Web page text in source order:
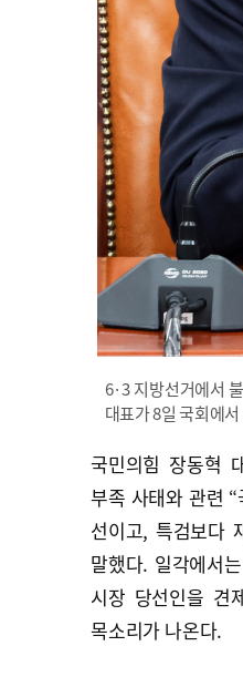
6·3 지방선거에서
대표가 8일 국회에
국민의힘 장동혁
부족 사태와 관련
선이고, 특검보다
말했다. 일각에서
시장 당선인을 견
목소리가 나온다.